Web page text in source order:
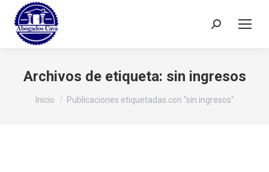
Buscar:
Archivos de etiqueta: sin ingresos
Estás aquí:
Inicio Publicaciones etiquetadas con "sin ingresos"